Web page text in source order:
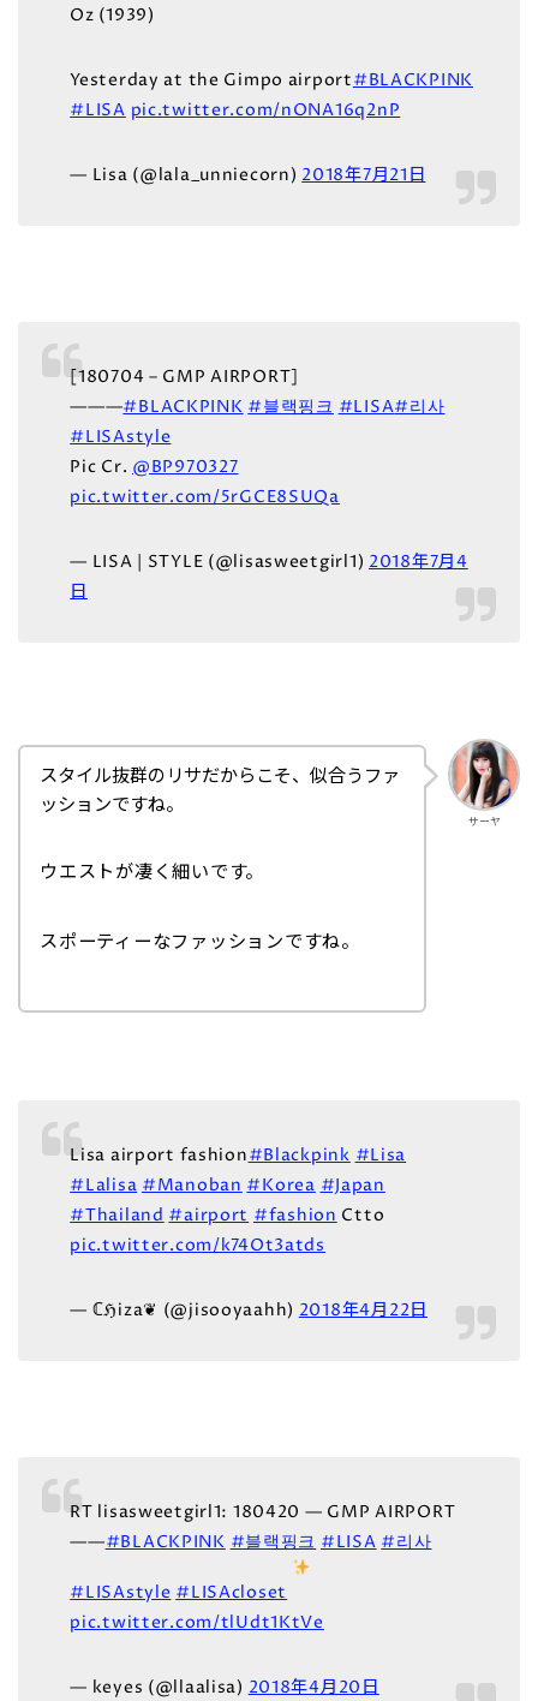
Oz (1939)
Yesterday at the Gimpo airport#BLACKPINK
#LISA pic.twitter.com/nONA16q2nP
— Lisa (@lala_unniecorn) 2018年7月21日
[180704 – GMP AIRPORT]
———#BLACKPINK#블랙핑크#LISA#리사
#LISAstyle
Pic Cr. @BP970327
pic.twitter.com/5rGCE8SUQa
— LISA | STYLE (@lisasweetgirl1) 2018年7月4
日
サーヤ
スタイル抜群のリサだからこそ、似合うファ
ッションですね。
ウエストが凄く細いです。
スポーティーなファッションですね。
Lisa airport fashion#Blackpink#Lisa
#Lalisa#Manoban#Korea#Japan
#Thailand#airport#fashionCtto
pic.twitter.com/k74Ot3atds
— ℂℌiza❦ (@jisooyaahh) 2018年4月22日
RT lisasweetgirl1: 180420 — GMP AIRPORT
——#BLACKPINK#블랙핑크#LISA#리사
#LISAstyle#LISAcloset
pic.twitter.com/tlUdt1KtVe
— keyes (@llaalisa)2018年4月20日